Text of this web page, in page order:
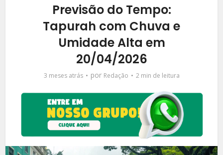
Previsão do Tempo:
Tapurah com Chuva e
Umidade Alta em
20/04/2026
3 meses atrás por Redação 2 min de leitura